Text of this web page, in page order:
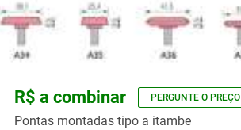
R$ a combinar PERGUNTE O PREÇO
Pontas montadas tipo a itambe